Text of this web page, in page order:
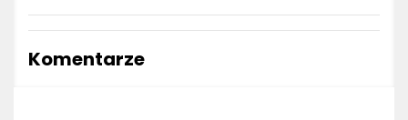
Komentarze